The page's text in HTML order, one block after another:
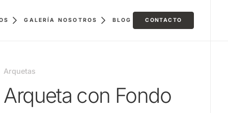
GALERÍA NOSOTROS BLOG CONTACTO
Arquetas
Arqueta con Fondo